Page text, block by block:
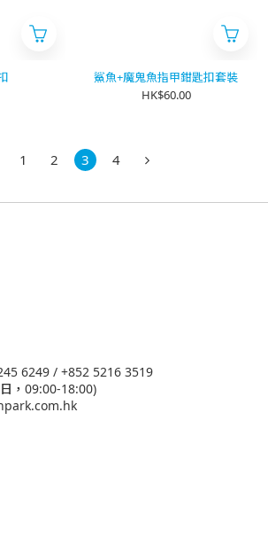
鯊魚+魔鬼魚指甲鉗匙扣套裝
HK$60.00
1 2 3 4
6249 / +852 5216 3519
，09:00-18:00)